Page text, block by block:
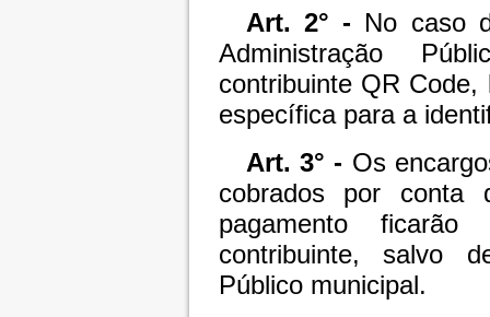
Art. 2° - No caso
Administração
contribuinte QR
específica para a
Art. 3° - Os
cobrados por conta
pagamento
contribuinte, salvo
Público municipal.